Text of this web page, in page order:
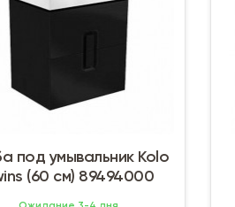
под умывальник Kolo
(60 см) 89494000